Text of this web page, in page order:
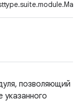
позволяющий
указанного